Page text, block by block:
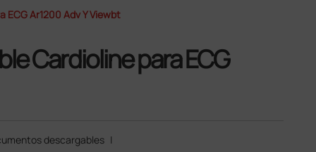
ECG Ar1200 Adv Y Viewbt
Cardioline para ECG
descargables |